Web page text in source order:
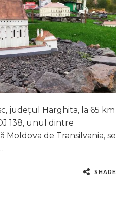
județul Harghita, la 65 km
138, unul dintre
de Transilvania, se
SHARE